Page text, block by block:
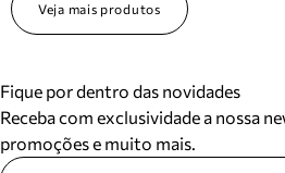
Veja mais produtos
Fique por dentro das novidades
Receba com exclusividade a nossa
promoções e muito mais.